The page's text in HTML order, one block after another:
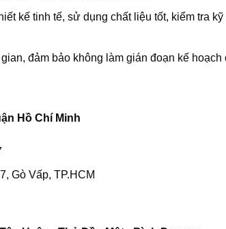
kế tinh tế, sử dụng chất liệu tốt, kiểm tra
đảm bảo không làm gián đoạn kế hoạch
Hồ Chí Minh
Gò Vấp, TP.HCM